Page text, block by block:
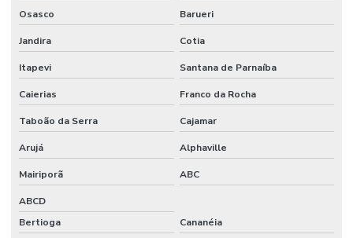
Medidor de oxigênio dissolvido
Medidor de potássio
Medidor de sódio
Medidores para agricultura
Membrana de filtração
Microcentrífuga refrigerada
Microcentrifugas para laboratório
Osasco Barueri
Jandira Cotia
Itapevi Santana de Parnaíba
Caierias Franco da Rocha
Taboão da Serra Cajamar
Arujá Alphaville
Mairiporã ABC
ABCD
Bertioga
Cananéia